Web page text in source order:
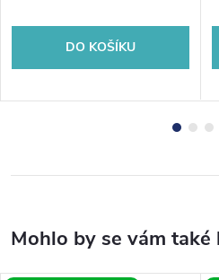
DO KOŠÍKU